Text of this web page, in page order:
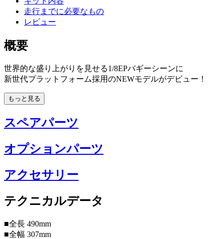
走行までに必要なもの
レビュー
概要
世界的な盛り上がりを見せる1/8EPバギーシーンに
新世代プラットフォーム採用のNEWモデルがデビュー！
もっと見る
スペアパーツ
オプションパーツ
アクセサリー
テクニカルデータ
■全長 490mm
■全幅 307mm